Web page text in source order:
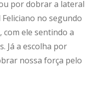
por dobrar a lateral
no segundo
com ele sentindo a
Já a escolha por
nossa força pelo